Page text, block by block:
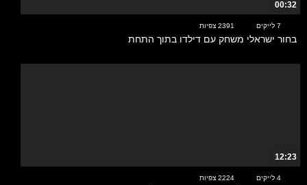
00:32
7 לייקים 2391 צפיות
בחור ישראלי משחק עם דילדו בתוך התחת
12:23
4 לייקים 2224 צפיות